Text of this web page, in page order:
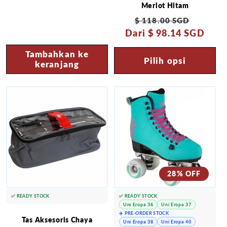
Tambahkan ke
keranjang
Merlot Hitam
Harga
reguler
$ 118.00 SGD
obral
Dari$ 98.14 SGD
Pilih opsi
Tas Aksesoris Chaya
✅ READY STOCK
28% OFF
✅ READY STOCK
Uni Eropa 36
Uni Eropa 37
✈️ PRE-ORDER STOCK
Uni Eropa 38
Uni Eropa 40